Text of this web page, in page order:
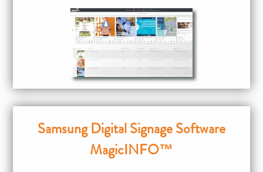
Samsung Digital Signage Software
MagicINFO™